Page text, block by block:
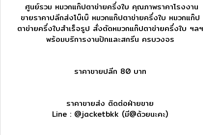
ศูนย์รวม หมวกแก๊ปตาข่ายครึ่งใบ คุณภาพราคาโรงงาน
ขายราคาปลีกส่งโบ๊เบ๊ หมวกแก๊ปตาข่ายครึ่งใบ หมวกแก๊ป
ตาข่ายครึ่งใบสำเร็จรูป สั่งตัดหมวกแก๊ปตาข่ายครึ่งใบ ฯลฯ
พร้อมบริการงานปักและสกรีน ครบวงจร
ราคาขายปลีก 80 บาท
ราคาขายส่ง ติดต่อฝ่ายขาย
Line : @jacketbkk (มี@ด้วยนะคะ)